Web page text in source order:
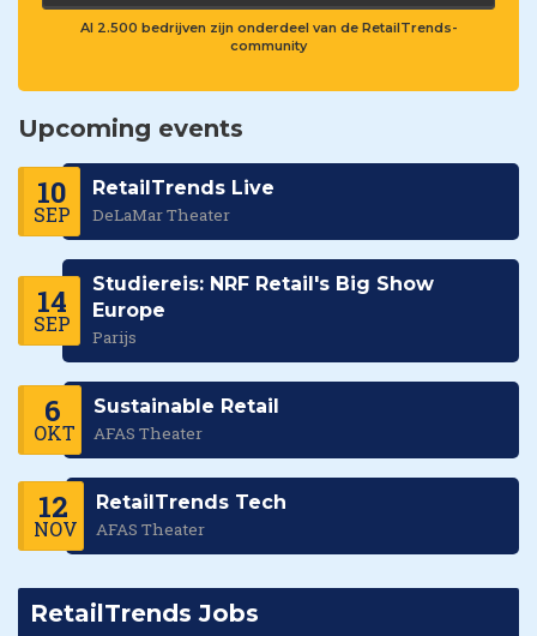
Al 2.500 bedrijven zijn onderdeel van de RetailTrends-
community
Upcoming events
10
SEP
RetailTrends Live
DeLaMar Theater
14
SEP
Studiereis: NRF Retail's Big Show
Europe
Parijs
6
OKT
Sustainable Retail
AFAS Theater
12
NOV
RetailTrends Tech
AFAS Theater
RetailTrends Jobs